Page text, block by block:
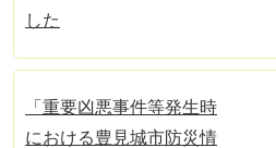
した
「重要凶悪事件等発生時
における豊見城市防災情